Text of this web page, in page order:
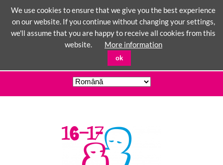
We use cookies to ensure that we give you the best experience
on our website. If you continue without changing your settings,
we'll assume that you are happy to receive all cookies from this
website.
More information
ok